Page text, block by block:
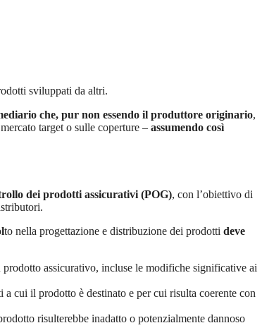
sviluppati da altri.
che, pur non essendo il produttore originario,
target o sulle coperture – assumendo così
dei prodotti assicurativi (POG), con l’obiettivo di
to nella progettazione e distribuzione dei prodotti deve
prodotto assicurativo, incluse le modifiche significative ai
cui il prodotto è destinato e per cui risulta coerente con
risulterebbe inadatto o potenzialmente dannoso